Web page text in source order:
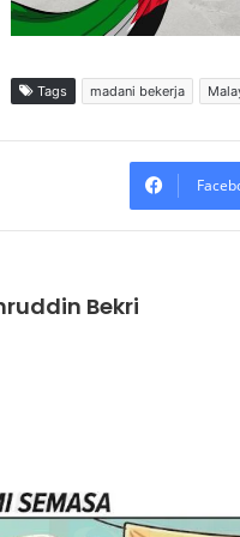
Tags madani bekerja
Bekri